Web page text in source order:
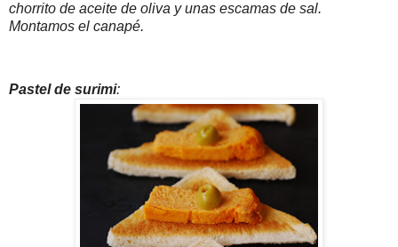
chorrito de aceite de oliva y unas escamas de sal.
Montamos el canapé.
Pastel de surimi: